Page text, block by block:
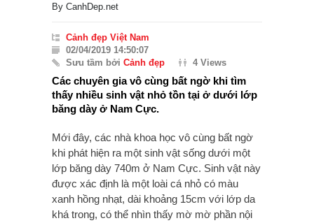
By CanhDep.net
Cảnh đẹp Việt Nam
02/04/2019 14:50:07
Sưu tầm bởi Cảnh đẹp 4 Views
Các chuyên gia vô cùng bất ngờ khi tìm
thấy nhiều sinh vật nhỏ tồn tại ở dưới lớp
băng dày ở Nam Cực.
Mới đây, các nhà khoa học vô cùng bất ngờ
khi phát hiện ra một sinh vật sống dưới một
lớp băng dày 740m ở Nam Cực. Sinh vật này
được xác định là một loài cá nhỏ có màu
xanh hồng nhạt, dài khoảng 15cm với lớp da
khá trong, có thể nhìn thấy mờ mờ phần nội